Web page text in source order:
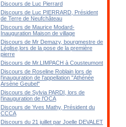
Discours de Luc Pierrard
Discours de Luc PIERRARD, Président
de Terre de Neufchâteau
Discours de Maurice Modard-
Inauguration Maison de village
Discours de Mr Demazy, bourgmestre de
Léglise,lors de la pose de la première
pierre
Discours de Mr.LIMPACH à Cousteumont
Discours de Roseline Roblain lors de
l'inauguration de l'appellation "Athénée
Arsène Geubel"
Discours de Sylvia PARDI, lors de
l'inauguration de l'OCA
Discours de Yves Mathy, Président du
CCCA
Discours du 21 juillet par Joelle DEVALET